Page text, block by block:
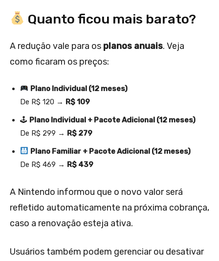
Quanto ficou mais barato?
A redução vale para os planos anuais. Veja
como ficaram os preços:
Plano Individual (12 meses)
De R$ 120 → R$ 109
🕹 Plano Individual + Pacote Adicional (12 meses)
De R$ 299 → R$ 279
Plano Familiar + Pacote Adicional (12 meses)
De R$ 469 → R$ 439
A Nintendo informou que o novo valor será
refletido automaticamente na próxima cobrança,
caso a renovação esteja ativa.
Usuários também podem gerenciar ou desativar